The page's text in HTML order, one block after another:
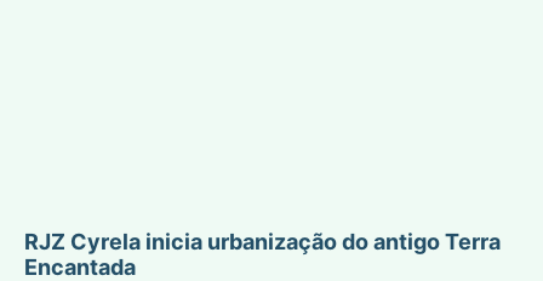
RJZ Cyrela inicia urbanização do antigo Terra
Encantada